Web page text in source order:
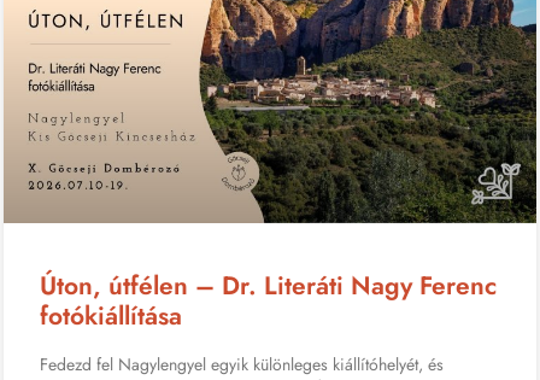
Úton, útfélen – Dr. Literáti Nagy Ferenc
fotókiállítása
Fedezd fel Nagylengyel egyik különleges kiállítóhelyét, és